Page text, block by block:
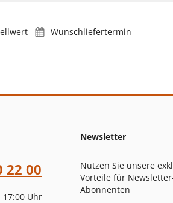
Wunschliefertermin
22 00
17:00 Uhr
Newsletter
Nutzen Sie unsere
Vorteile für
Abonnenten